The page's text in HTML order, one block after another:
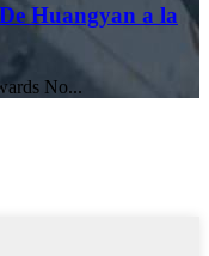
Huangyan a la
No...